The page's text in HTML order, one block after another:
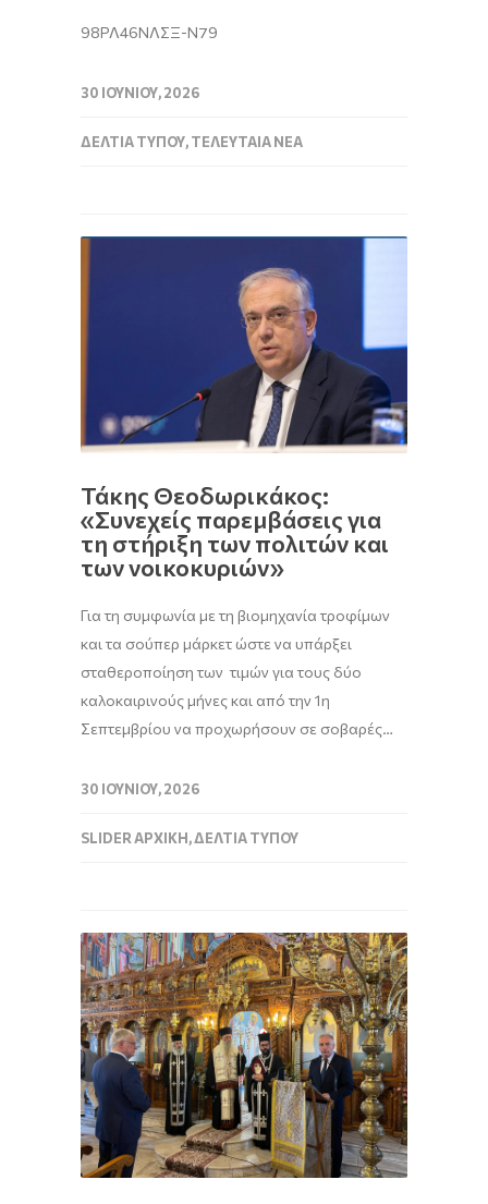
98ΡΛ46ΝΛΣΞ-Ν79
30 ΙΟΥΝΊΟΥ, 2026
ΔΕΛΤΊΑ ΤΎΠΟΥ,ΤΕΛΕΥΤΑΊΑ ΝΈΑ
Τάκης Θεοδωρικάκος:
«Συνεχείς παρεμβάσεις για
τη στήριξη των πολιτών και
των νοικοκυριών»
Για τη συμφωνία με τη βιομηχανία τροφίμων
και τα σούπερ μάρκετ ώστε να υπάρξει
σταθεροποίηση των τιμών για τους δύο
καλοκαιρινούς μήνες και από την 1η
Σεπτεμβρίου να προχωρήσουν σε σοβαρές…
30 ΙΟΥΝΊΟΥ, 2026
SLIDER ΑΡΧΙΚΉ,ΔΕΛΤΊΑ ΤΎΠΟΥ